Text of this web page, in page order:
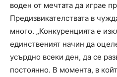
воден от мечтата да играе
Предизвикателствата в
много. „Конкуренцията е
единственият начин да
усърдно всеки ден, да се
постоянно. В момента, в